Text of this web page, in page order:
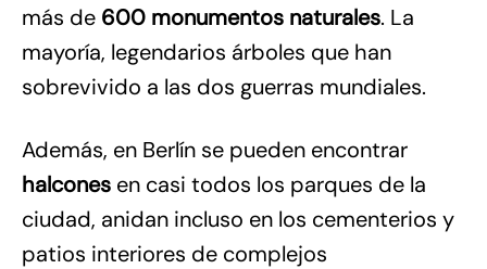
más de 600 monumentos naturales. La
mayoría, legendarios árboles que han
sobrevivido a las dos guerras mundiales.
Además, en Berlín se pueden encontrar
halcones en casi todos los parques de la
ciudad, anidan incluso en los cementerios y
patios interiores de complejos